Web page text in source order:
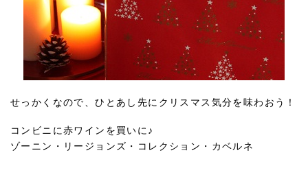
せっかくなので、ひとあし先にクリスマス気分を味わおう！
コンビニに赤ワインを買いに♪
ゾーニン・リージョンズ・コレクション・カベルネ